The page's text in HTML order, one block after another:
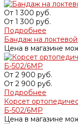
От 1 300 руб.
От 1 300 руб.
Подробнее
Бандаж на локтевой
Цена в магазине
От 2 900 руб.
От 2 900 руб.
Подробнее
Корсет
Б-502/6МР
Цена в магазине